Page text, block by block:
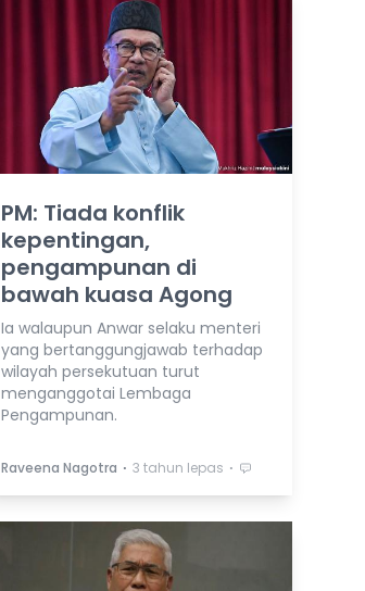
PM: Tiada konflik
kepentingan,
pengampunan di
bawah kuasa Agong
Ia walaupun Anwar selaku menteri
yang bertanggungjawab terhadap
wilayah persekutuan turut
menganggotai Lembaga
Pengampunan.
Raveena Nagotra ⋅ 3 tahun lepas ⋅